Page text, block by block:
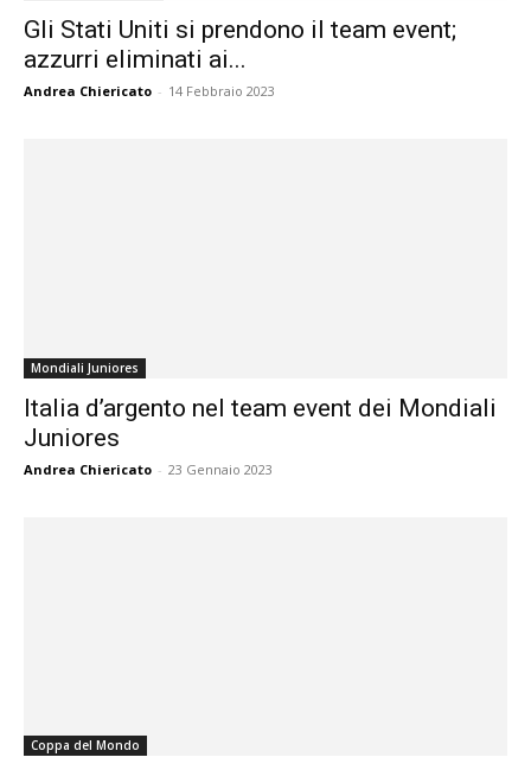
Gli Stati Uniti si prendono il team event;
azzurri eliminati ai...
Andrea Chiericato - 14 Febbraio 2023
Mondiali Juniores
Italia d’argento nel team event dei Mondiali
Juniores
Andrea Chiericato - 23 Gennaio 2023
Coppa del Mondo